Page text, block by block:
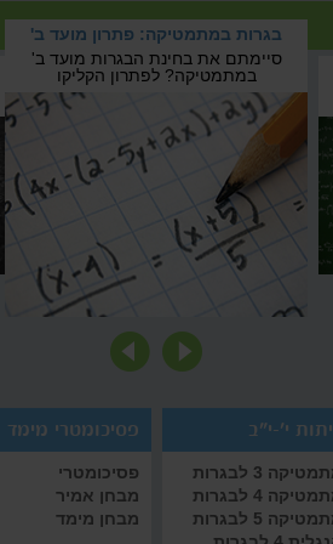
בגרות במתמטיקה: פתרון
מועד ב'
בגרות במתמטיקה: פתרון מועד ב'
סיימתם את בחינת הבגרות מועד ב'
במתמטיקה? לפתרון הקליקו
י'-י"ב
3 לבגרות
4 לבגרות
5 לבגרות
פסיכומטרי
מבחן אמיר
מבחן מימד